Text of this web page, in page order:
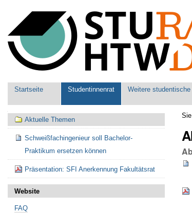
Werkzeuge
Sektionen
Startseite Studentinnenrat Weitere studentische
Navigation
Aktuelle Themen
Schweißfachingenieur soll Bachelor-
Praktikum ersetzen können
Präsentation: SFI Anerkennung Fakultätsrat
Website
FAQ